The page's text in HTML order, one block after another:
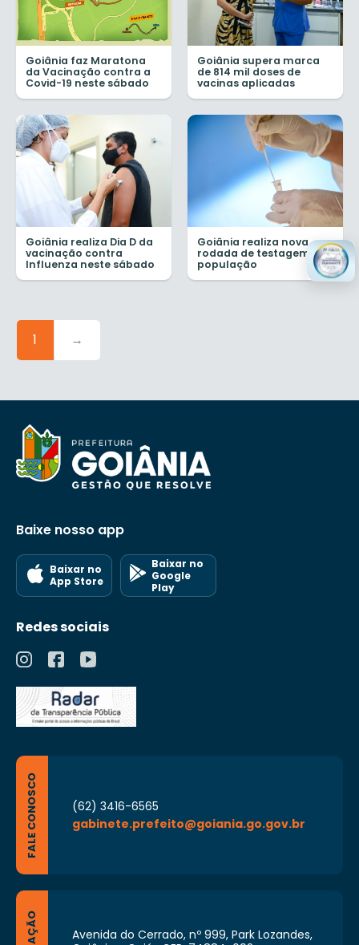
Goiânia faz Maratona
da Vacinação contra a
Covid-19 neste sábado
Goiânia supera marca
de 814 mil doses de
vacinas aplicadas
Goiânia realiza Dia D da
vacinação contra
Influenza neste sábado
Goiânia realiza nova
rodada de testagem da
população
1 →
Baixe nosso app
Baixar no
App Store
Baixar no
Google
Play
Redes sociais
FALE CONOSCO
(62) 3416-6565
gabinete.prefeito@goiania.go.gov.br
Avenida do Cerrado, nº 999, Park Lozandes,